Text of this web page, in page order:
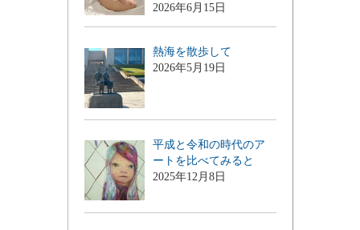
2026年6月15日
熱海を散歩して
2026年5月19日
平成と令和の時代のア
ートを比べてみると
2025年12月8日